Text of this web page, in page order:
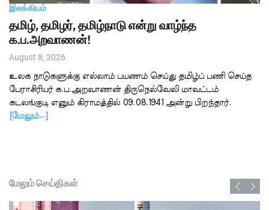
இலக்கியம்
தமிழ், தமிழர், தமிழ்நாடு என்று வாழ்ந்த
க.ப.அறவாணன்!
August 8, 2026
உலக நாடுகளுக்கு எல்லாம் பயணம் செய்து தமிழ்ப் பணி செய்த
பேராசிரியர் க.ப.அறவாணன் திருநெல்வேலி மாவட்டம்
கடலங்குடி எனும் கிராமத்தில் 09.08.1941 அன்று பிறந்தார்.
[மேலும்…]
மேலும் செய்திகள்